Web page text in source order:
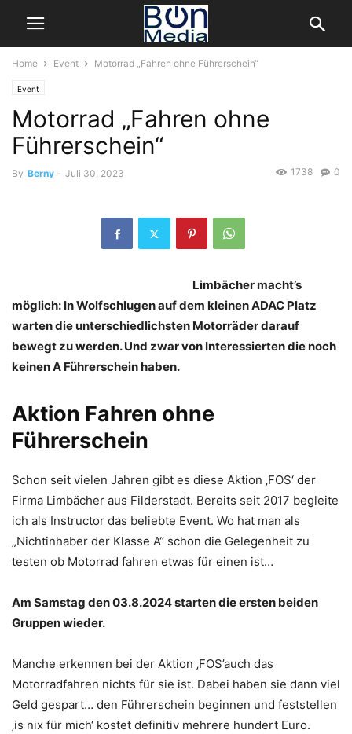
Home Event Motorrad „Fahren ohne Führerschein“
Event
Motorrad „Fahren ohne
Führerschein“
By Berny - Juli 30, 2023 0
1738
Limbächer macht’s
möglich: In Wolfschlugen auf dem kleinen ADAC Platz
warten die unterschiedlichsten Motorräder darauf
bewegt zu werden. Und zwar von Interessierten die noch
keinen A Führerschein haben.
Aktion Fahren ohne
Führerschein
Schon seit vielen Jahren gibt es diese Aktion ‚FOS‘ der
Firma Limbächer aus Filderstadt. Bereits seit 2017 begleite
ich als Instructor das beliebte Event. Wo hat man als
„Nichtinhaber der Klasse A“ schon die Gelegenheit zu
testen ob Motorrad fahren etwas für einen ist…
Am Samstag den 03.8.2024 starten die ersten beiden
Gruppen wieder.
Manche erkennen bei der Aktion ‚FOS’auch das
Motorradfahren nichts für sie ist. Dabei haben sie dann viel
Geld gespart… den Führerschein beginnen und feststellen
‚is nix für mich‘ kostet definitiv mehrere hundert Euro.